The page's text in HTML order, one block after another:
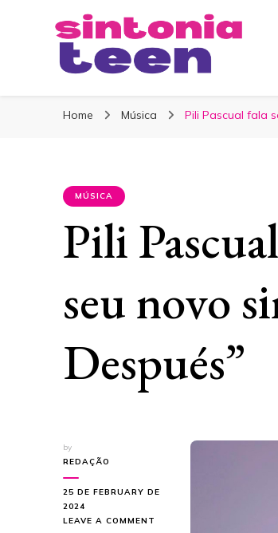
Sintonia Teen
Home Música Pili Pascual fala
MÚSICA
Pili
seu novo
Después”
by
REDAÇÃO
25 DE FEBRUARY DE
2024
LEAVE A COMMENT